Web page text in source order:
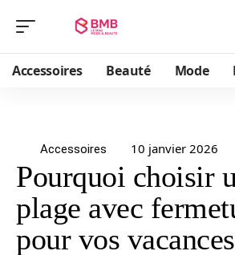
Accessoires Beauté Mode
Accessoires 10 janvier 2026
Pourquoi choisir
plage avec
pour vos